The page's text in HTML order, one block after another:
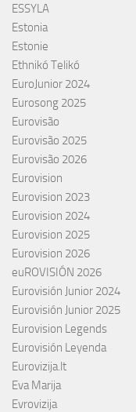
ESSYLA
Estonia
Estonie
Ethnikó Telikó
EuroJunior 2024
Eurosong 2025
Eurovisão
Eurovisão 2025
Eurovisão 2026
Eurovision
Eurovision 2023
Eurovision 2024
Eurovision 2025
Eurovision 2026
euROVISIÓN 2026
Eurovisión Junior 2024
Eurovisión Junior 2025
Eurovision Legends
Eurovisión Leyenda
Eurovizija.lt
Eva Marija
Evrovizija